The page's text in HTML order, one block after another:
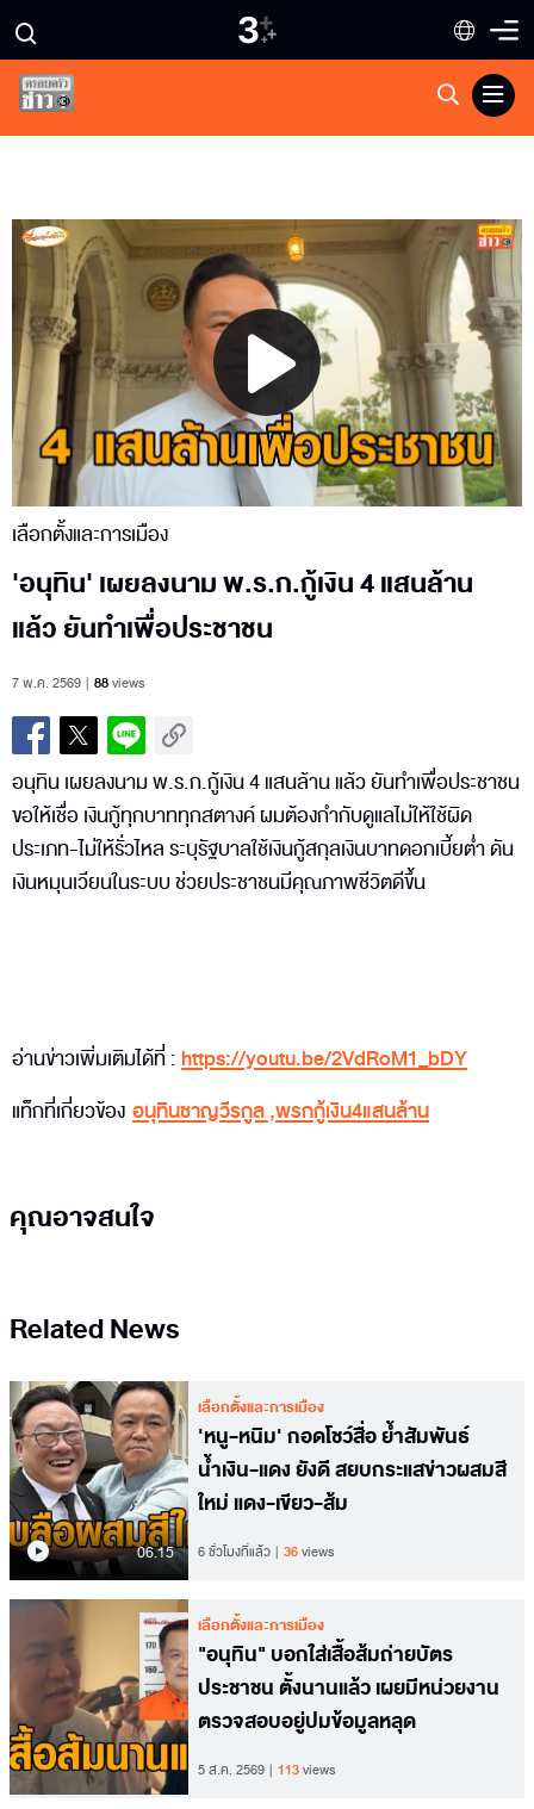
Play
Video
เลือกตั้งและการเมือง
'อนุทิน' เผยลงนาม พ.ร.ก.กู้เงิน 4 แสนล้าน
แล้ว ยันทำเพื่อประชาชน
7 พ.ค. 2569 88views
อนุทิน เผยลงนาม พ.ร.ก.กู้เงิน 4 แสนล้าน แล้ว ยันทำเพื่อประชาชน
ขอให้เชื่อ เงินกู้ทุกบาททุกสตางค์ ผมต้องกำกับดูแลไม่ให้ใช้ผิด
ประเภท-ไม่ให้รั่วไหล ระบุรัฐบาลใช้เงินกู้สกุลเงินบาทดอกเบี้ยต่ำ ดัน
เงินหมุนเวียนในระบบ ช่วยประชาชนมีคุณภาพชีวิตดีขึ้น
อ่านข่าวเพิ่มเติมได้ที่ : https://youtu.be/2VdRoM1_bDY
แท็กที่เกี่ยวข้อง อนุทินชาญวีรกูล,พรกกู้เงิน4แสนล้าน
คุณอาจสนใจ
Related News
06.15
เลือกตั้งและการเมือง
'หนู-หนิม' กอดโชว์สื่อ ย้ำสัมพันธ์
น้ำเงิน-แดง ยังดี สยบกระแสข่าวผสมสี
ใหม่ แดง-เขียว-ส้ม
6 ชั่วโมงที่แล้ว 36views
เลือกตั้งและการเมือง
"อนุทิน" บอกใส่เสื้อส้มถ่ายบัตร
ประชาชน ตั้งนานแล้ว เผยมีหน่วยงาน
ตรวจสอบอยู่ปมข้อมูลหลุด
5 ส.ค. 2569 113views